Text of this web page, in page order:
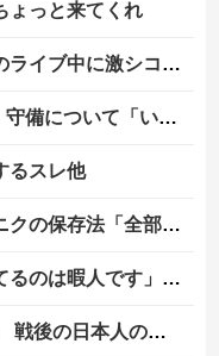
ょっと来てくれ
んが乱入してしまうｗｗｗｗｗ
いう意味から自分にとっては、打撃よりも守備の方が大事」
るスレ他
りおろしてぴちっとして冷凍」
で片付けられてしまうｗｗｗｗｗ
生き様に各国から称賛の声